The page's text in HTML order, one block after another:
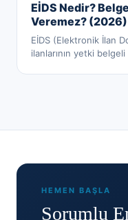
EİDS Nedir?
Veremez? (2026)
EİDS (Elektronik İlan
ilanlarının yetki
HEMEN BAŞLA
Sorumlu